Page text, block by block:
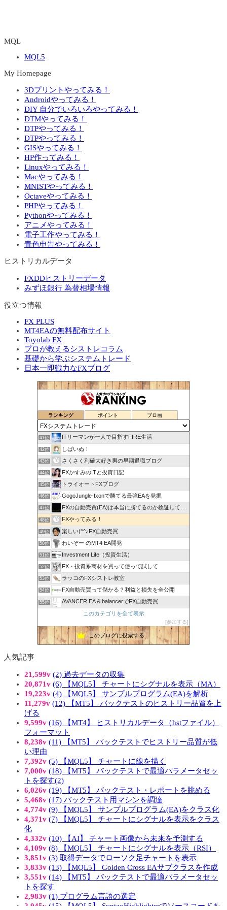
MQL
MQL5
My Homepage
3Dプリントやってみる！
Androidやってみる！
DIY 自分でいろいろやってみる！
DTMやってみる！
DTPやってみる！
DTPやってみる！
GISやってみる！
HP作ってみる！
Linuxやってみる！
Macやってみる！
MNISTやってみる！
Octaveやってみる！
PHPやってみる！
Pythonやってみる！
アニメやってみる！
電子工作やってみる！
青色申告やってみる！
ヒストリカルデータ
FXDDヒストリーデータ
みずほ銀行 為替相場情報
役立つ情報
FX PLUS
MT4EAの無料配布サイト
Toyolab FX
プロが教えるシストレコラム
基礎から学ぶシステムトレード
日本一即戦力なFXブログ
ランキング ポイント ブロ画
41位 ITリーマンが一人で目指すFIRE生活
42位 しばいぬ！
43位 さくさく利確大好き男の早期退職ブログ
44位 FXかすみのITと投資日記
45位 トライオートFXブログ
46位 GogoJungle-fxonで勝てる最強EAを発掘
47位 FXの自動売買(EA)は本当に勝てるのか検証してみた
48位 FXやってみる！
49位 楽しい(^^♪FX自動売買
50位 わいぞー のMT4 EA開発
51位 Investment Life（投資生活）
52位 FX・投資系商材を買って使って試して
53位 ラッコのFXシストレ教室
54位 FX自動売買って儲かる？利益と損失を全公開
55位
AVANCER EA & balancerでFX自動売買
このカテゴリを全て表示
参加する
このブログに投票する
人気記事
21,599v (2) 過去データの収集
20,871v (6) 【MQL5】 チャートにシグナルを表示（MA）
19,223v (4) 【MQL5】 サンプルプログラム(EA)を解析
11,279v (12) 【MT5】 バックテストのヒストリー品質を上
げる
9,599v (16) 【MT4】 ヒストリカルデータ（hstファイル）
フォーマット
8,238v (11) 【MT5】 バックテストでヒストリー品質が低
い理由
7,392v (5) 【MQL5】 チャートに線を描く
7,000v (18) 【MT5】 バックテストで最適パラメータセッ
トを探す(2)
6,026v (19) 【MT5】 バックテスト・レポートを眺める
5,468v (17) バックテスト用マシンを調達
4,774v (9) 【MQL5】 サンプルプログラム(EA)をクラス化
4,371v (7) 【MQL5】 チャートにシグナルを表示をクラス
化
4,332v (10) 【AI】 チャート画像から未来を予測する
4,109v (8) 【MQL5】 チャートにシグナルを表示（RSI）
3,851v (3) 取得データでローソク足チャートを表示
3,833v (13) 【MQL5】 Golden Cross EAサブクラスを作成
3,551v (14) 【MT5】 バックテストで最適パラメータセッ
トを探す
2,983v (1) プログラム言語の選定
2,945v (15) 【MQL5】 SyntaxHighlighterでソースコードを